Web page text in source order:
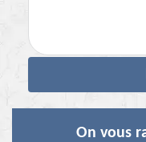
On vous